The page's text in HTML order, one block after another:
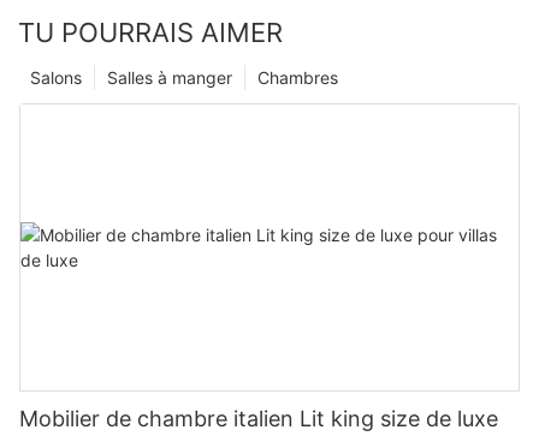
TU POURRAIS AIMER
Chambres
Salles à manger
Salons
Mobilier de chambre italien Lit king size de luxe